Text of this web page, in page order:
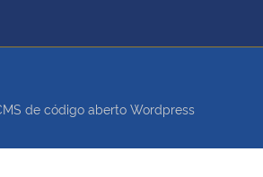
de código aberto Wordpress